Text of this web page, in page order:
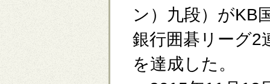
ン）九段）がKB
銀行囲碁リーグ2
を達成した。